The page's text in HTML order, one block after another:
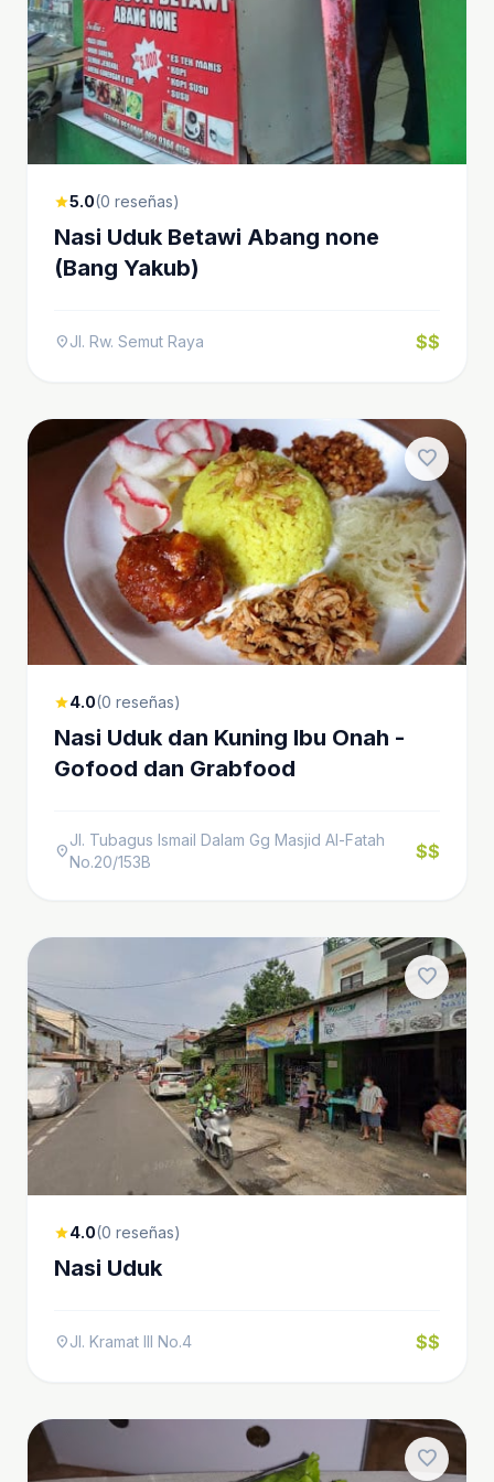
star5.0(0 reseñas)
Nasi Uduk Betawi Abang none
(Bang Yakub)
location_onJl. Rw. Semut Raya $$
favorite
star4.0(0 reseñas)
Nasi Uduk dan Kuning Ibu Onah -
Gofood dan Grabfood
location_on
Jl. Tubagus Ismail Dalam Gg Masjid Al-Fatah
No.20/153B
$$
favorite
star4.0(0 reseñas)
Nasi Uduk
location_onJl. Kramat III No.4 $$
favorite